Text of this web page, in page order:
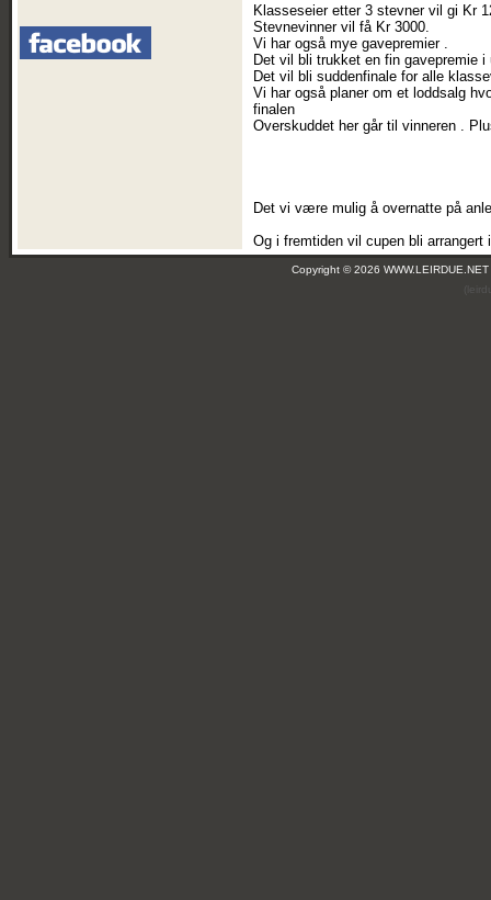
Klasseseier etter 3 stevner vil gi Kr
Stevnevinner vil få Kr 3000.
Vi har også mye gavepremier .
Det vil bli trukket en fin gavepremie
Det vil bli suddenfinale for alle
Vi har også planer om et loddsalg
finalen
Overskuddet her går til vinneren .
Det vi være mulig å overnatte på
Og i fremtiden vil cupen bli arrangert
Copyright © 2026